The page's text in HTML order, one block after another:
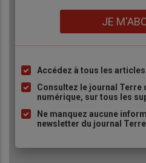
JE
Liste
à
puce
Accédez à tous les
Consultez le journal Terre
numérique, sur tous les
Ne manquez aucune
newsletter du journal